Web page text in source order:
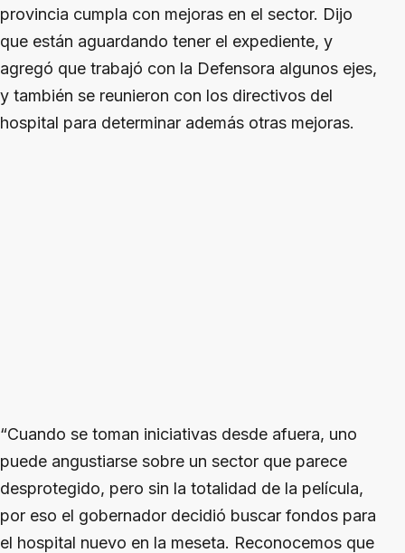
provincia cumpla con mejoras en el sector. Dijo
que están aguardando tener el expediente, y
agregó que trabajó con la Defensora algunos ejes,
y también se reunieron con los directivos del
hospital para determinar además otras mejoras.
“Cuando se toman iniciativas desde afuera, uno
puede angustiarse sobre un sector que parece
desprotegido, pero sin la totalidad de la película,
por eso el gobernador decidió buscar fondos para
el hospital nuevo en la meseta. Reconocemos que